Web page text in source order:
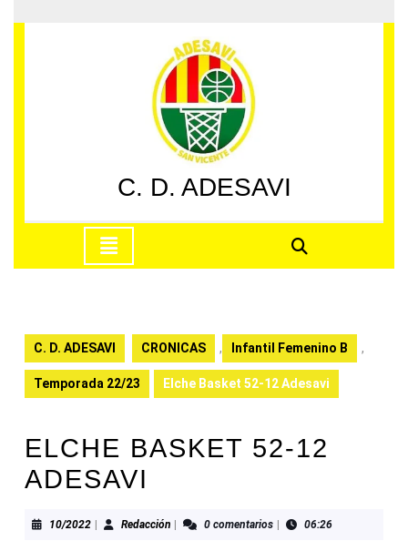
al
C. D. ADESAVI
apertura
C. D. ADESAVI CRONICAS , Infantil Femenino B ,
Temporada 22/23 Elche Basket 52-12 Adesavi
ELCHE BASKET 52-12
ADESAVI
10/202210/2022RedacciónRedacción0 comentarios 06:26